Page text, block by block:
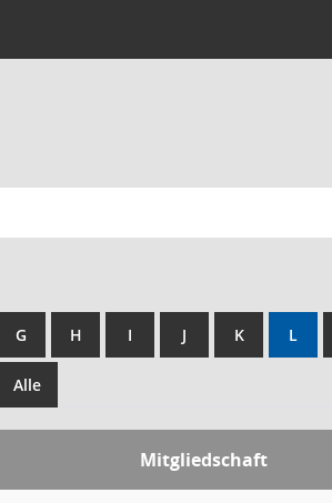
G H I J K L
Alle
Mitgliedschaft